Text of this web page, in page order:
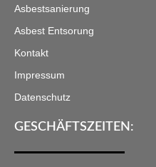
Asbestsanierung
Asbest Entsorung
Kontakt
Impressum
Datenschutz
GESCHÄFTSZEITEN: